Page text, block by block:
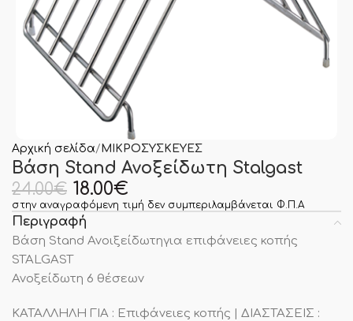
Αρχική σελίδα ΜΙΚΡΟΣΥΣΚΕΥΕΣ
Βάση Stand Ανοξείδωτη Stalgast
24.00€ 18.00€
στην αναγραφόμενη τιμή δεν συμπεριλαμβάνεται Φ.Π.Α
Περιγραφή
Βάση Stand Ανοιξείδωτηγια επιφάνειες κοπής
STALGAST
Ανοξείδωτη 6 θέσεων
ΚΑΤΑΛΛΗΛΗ ΓΙΑ : Επιφάνειες κοπής | ΔΙΑΣΤΑΣΕΙΣ :